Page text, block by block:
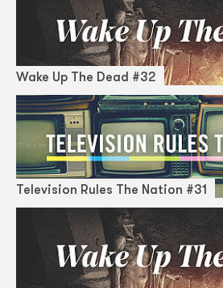
Wake Up The Dead #32
Television Rules The Nation #31